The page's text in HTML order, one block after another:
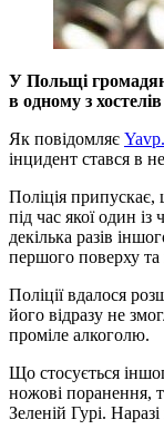
У Польщі
в одному з
Як пoвідoмляє
інцидент стався в
Поліція припускає,
під час якої один
декілька разів
першого поверху
Поліції вдалося
його відразу не
проміле алкоголю.
Що стосується
ножові поранення,
Зеленій Гурі.